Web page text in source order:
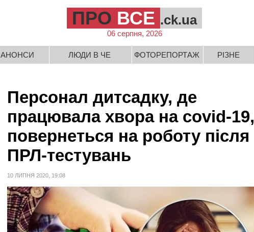
ПРО ВСЕ .ck.ua
06 серпня, 2026
АНОНСИ ЛЮДИ В ЧЕ ФОТОРЕПОРТАЖ РІЗНЕ
Персонал дитсадку, де
працювала хвора на covіd-19,
повернеться на роботу після
ПРЛ-тестувань
10 ЛИПНЯ 2020, 19:08